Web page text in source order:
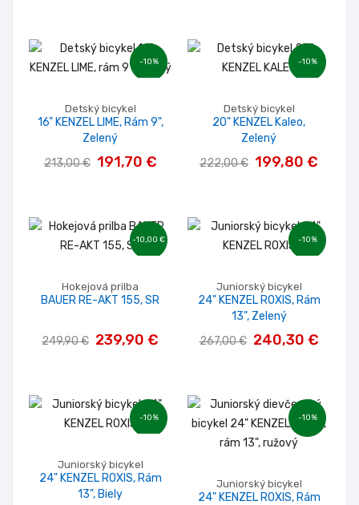
-10%
Detský bicykel
16" KENZEL LIME, Rám 9",
Zelený
213,00 € 191,70 €
-10%
Detský bicykel
20" KENZEL Kaleo,
Zelený
222,00 € 199,80 €
-10,00 €
Hokejová prilba
BAUER RE-AKT 155, SR
249,90 € 239,90 €
-10%
Juniorský bicykel
24" KENZEL ROXIS, Rám
13", Zelený
267,00 € 240,30 €
-10%
Juniorský bicykel
24" KENZEL ROXIS, Rám
13", Biely
-10%
Juniorský bicykel
24" KENZEL ROXIS, Rám